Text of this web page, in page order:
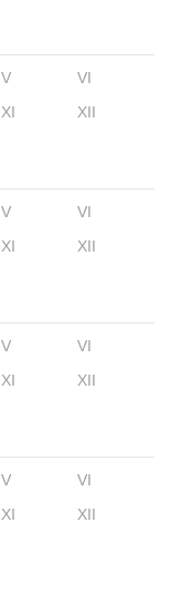
V
VI
XI XII
V
VI
XI XII
V
VI
XI XII
V
VI
XI XII